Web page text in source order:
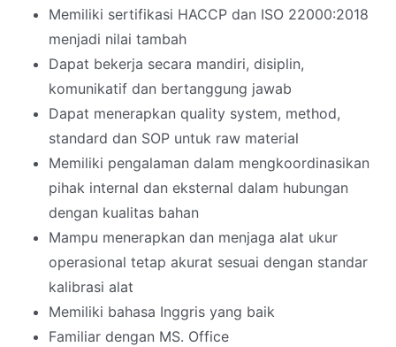
Memiliki sertifikasi HACCP dan ISO 22000:2018
menjadi nilai tambah
Dapat bekerja secara mandiri, disiplin,
komunikatif dan bertanggung jawab
Dapat menerapkan quality system, method,
standard dan SOP untuk raw material
Memiliki pengalaman dalam mengkoordinasikan
pihak internal dan eksternal dalam hubungan
dengan kualitas bahan
Mampu menerapkan dan menjaga alat ukur
operasional tetap akurat sesuai dengan standar
kalibrasi alat
Memiliki bahasa Inggris yang baik
Familiar dengan MS. Office